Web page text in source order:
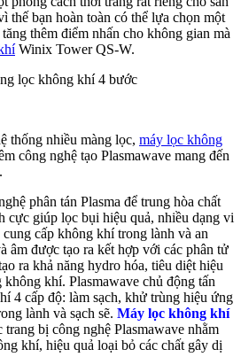
thế bạn hoàn toàn có thể lựa chọn một
thêm điểm nhấn cho không gian mà
Winix Tower QS-W.
thống nhiều màng lọc, máy lọc không
công nghệ tạo Plasmawave mang đến
phân tán Plasma để trung hòa chất
cực giúp lọc bụi hiệu quả, nhiều dạng vi
cấp không khí trong lành và an
âm được tạo ra kết hợp với các phân tử
ra khả năng hydro hóa, tiêu diệt hiệu
không khí. Plasmawave chủ động tấn
4 cấp độ: làm sạch, khử trùng hiệu ứng
lành và sạch sẽ. Máy lọc không khí
trang bị công nghệ Plasmawave nhằm
khí, hiệu quả loại bỏ các chất gây dị